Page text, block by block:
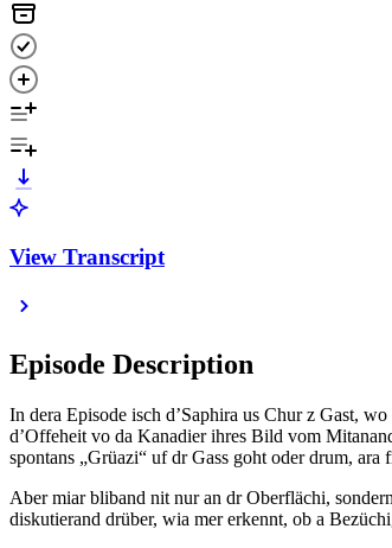
View Transcript
Episode Description
In dera Episode isch d’Saphira us Chur z Gast,
d’Offeheit vo da Kanadier ihres Bild vom
spontans „Grüazi“ uf dr Gass goht oder drum, ara
Aber miar bliband nit nur an dr Oberflächi,
diskutierand drüber, wia mer erkennt, ob a